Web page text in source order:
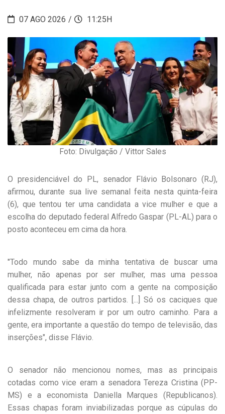
07 AGO 2026 11:25H
Foto: Divulgação / Vittor Sales
O presidenciável do PL, senador Flávio Bolsonaro (RJ),
afirmou, durante sua live semanal feita nesta quinta-feira
(6), que tentou ter uma candidata a vice mulher e que a
escolha do deputado federal Alfredo Gaspar (PL-AL) para o
posto aconteceu em cima da hora.
"Todo mundo sabe da minha tentativa de buscar uma
mulher, não apenas por ser mulher, mas uma pessoa
qualificada para estar junto com a gente na composição
dessa chapa, de outros partidos. [...] Só os caciques que
infelizmente resolveram ir por um outro caminho. Para a
gente, era importante a questão do tempo de televisão, das
inserções", disse Flávio.
O senador não mencionou nomes, mas as principais
cotadas como vice eram a senadora Tereza Cristina (PP-
MS) e a economista Daniella Marques (Republicanos).
Essas chapas foram inviabilizadas porque as cúpulas do